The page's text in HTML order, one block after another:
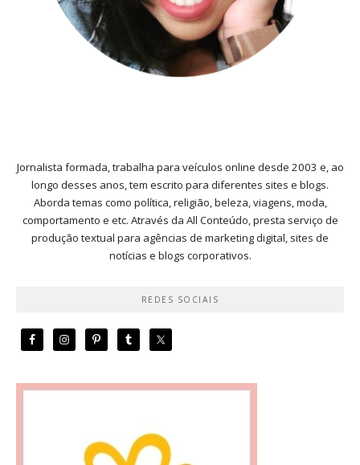
Jornalista formada, trabalha para veículos online desde 2003 e, ao
longo desses anos, tem escrito para diferentes sites e blogs.
Aborda temas como política, religião, beleza, viagens, moda,
comportamento e etc. Através da All Conteúdo, presta serviço de
produção textual para agências de marketing digital, sites de
notícias e blogs corporativos.
REDES SOCIAIS